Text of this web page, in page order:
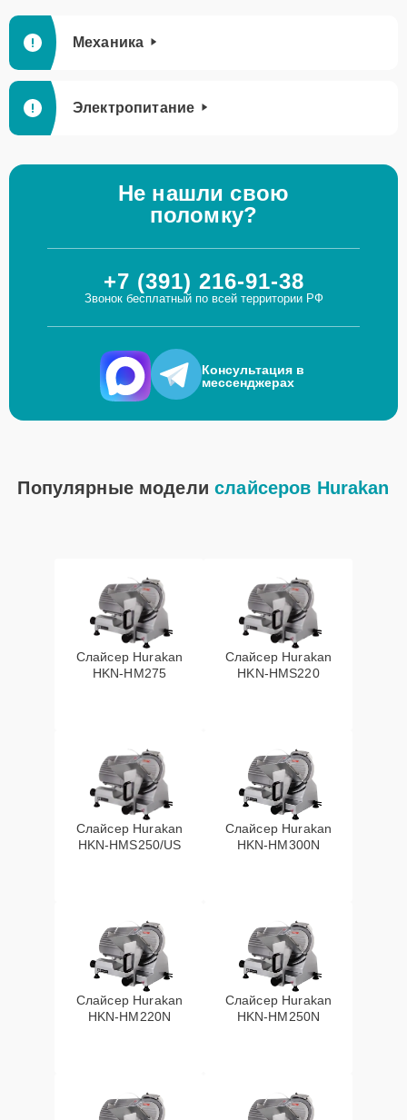
Механика
Электропитание
Не нашли свою
поломку?
+7 (391) 216-91-38
Звонок бесплатный по всей территории РФ
Консультация в
мессенджерах
Популярные моделислайсеров Hurakan
Слайсер Hurakan
HKN-HM275
Слайсер Hurakan
HKN-HMS220
Слайсер Hurakan
HKN-HMS250/US
Слайсер Hurakan
HKN-HM300N
Слайсер Hurakan
HKN-HM220N
Слайсер Hurakan
HKN-HM250N